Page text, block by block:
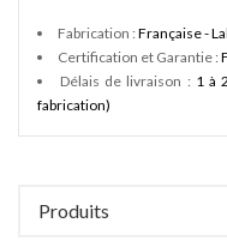
Fabrication : Française -
Certification et Garantie :
Délais de livraison : 1 à
fabrication)
Produits